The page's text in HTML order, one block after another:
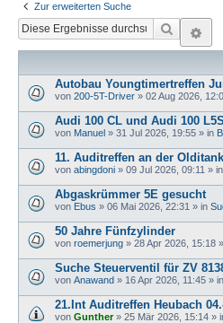
Zur erweiterten Suche
Suche
Autobau Youngtimertreffen
von 200-5T-Driver » 02 Aug 2026,
Audi 100 CL und Audi 100
von Manuel » 31 Jul 2026, 19:55 » in
11. Auditreffen an der
von abingdoni » 09 Jul 2026, 09:11 » in
Abgaskrümmer 5E gesucht
von Ebus » 06 Mai 2026, 22:31 » in
50 Jahre Fünfzylinder
von roemerjung » 28 Apr 2026, 15:18
Suche Steuerventil für ZV
von Anawand » 16 Apr 2026, 11:45 » in
21.Int Auditreffen Heubach
von Gunther» 25 Mär 2026, 15:14 »